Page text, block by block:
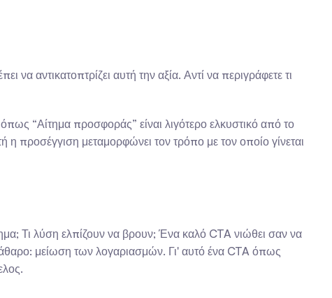
αντικατοπτρίζει αυτή την αξία. Αντί να περιγράφετε τι
“Αίτημα προσφοράς” είναι λιγότερο ελκυστικό από το
η προσέγγιση μεταμορφώνει τον τρόπο με τον οποίο γίνεται
Τι λύση ελπίζουν να βρουν; Ένα καλό CTA νιώθει σαν να
μείωση των λογαριασμών. Γι' αυτό ένα CTA όπως